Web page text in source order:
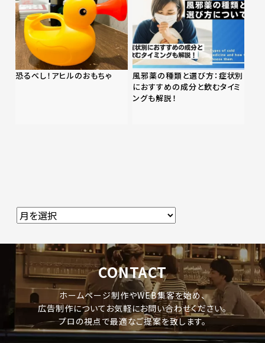
恐るべし！アヒルのおもちゃ
風邪薬の種類と選び方：症状別
におすすめの成分と飲むタイミ
ングも解説！
CONTACT
ホームページ制作やWEB集客を始め、
広告制作についてお気軽にお問い合わせください。
プロの視点で最適なご提案を致します。